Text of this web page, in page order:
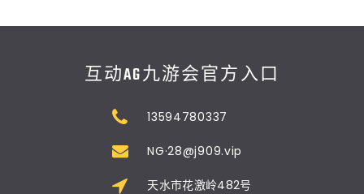
互动AG九游会官方入口
13594780337
NG·28@j909.vip
天水市花激岭482号